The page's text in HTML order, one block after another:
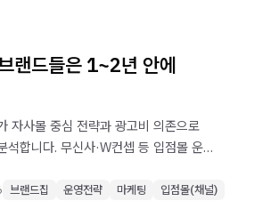
랜드들은 1~2년 안에
자사몰 중심 전략과 광고비 의존으로
석합니다. 무신사·W컨셉 등 입점몰 운영,
인 유통 포트폴리오 전략을
브랜드집 운영전략 마케팅 입점몰(채널)